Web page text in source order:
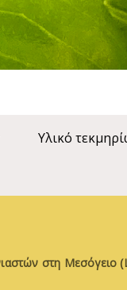
Υλικό
στη Μεσόγειο